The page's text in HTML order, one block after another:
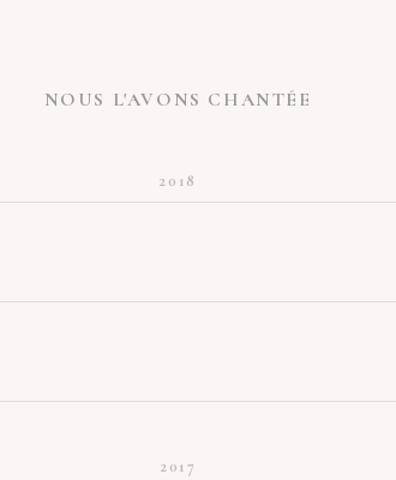
NOUS L'AVONS CHANTÉE
2018
2017